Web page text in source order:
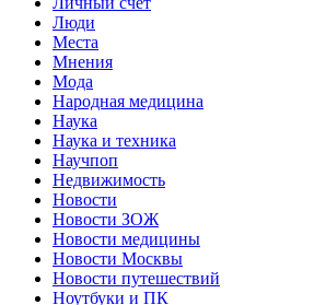
Люди
Места
Мнения
Мода
Народная медицина
Наука
Наука и техника
Научпоп
Недвижимость
Новости
Новости ЗОЖ
Новости медицины
Новости Москвы
Новости путешествий
Ноутбуки и ПК